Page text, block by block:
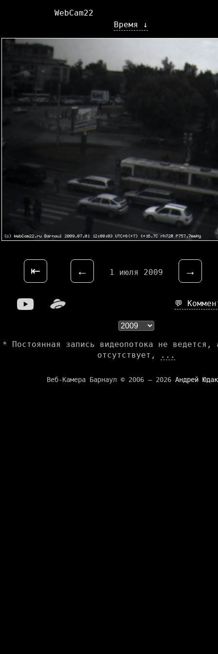
Время ↓
WebCam22
⇤ ← 1 июля 2009 →
💬
* Постоянная запись видеопотока не ведется,
отсутствует,
...
Веб-Камера Барнаул © 2006 — 2026 Андрей